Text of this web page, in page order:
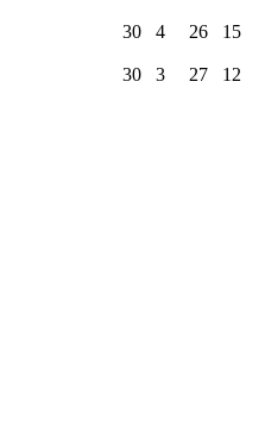
30 4 26 15
30 3 27 12